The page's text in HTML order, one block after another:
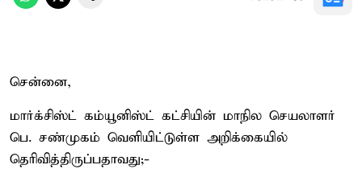
சென்னை,
மார்க்சிஸ்ட் கம்யூனிஸ்ட் கட்சியின் மாநில செயலாளர்
பெ. சண்முகம் வெளியிட்டுள்ள அறிக்கையில்
தெரிவித்திருப்பதாவது;-